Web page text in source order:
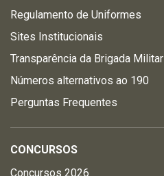
Regulamento de Uniformes
Sites Institucionais
Transparência da Brigada Militar
Números alternativos ao 190
Perguntas Frequentes
CONCURSOS
Concursos 2026